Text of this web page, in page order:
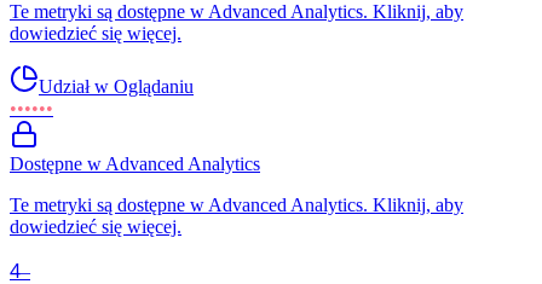
Te metryki są dostępne w Advanced Analytics. Kliknij, aby
dowiedzieć się więcej.
Udział w Oglądaniu
••••••
Dostępne w Advanced Analytics
Te metryki są dostępne w Advanced Analytics. Kliknij, aby
dowiedzieć się więcej.
4–